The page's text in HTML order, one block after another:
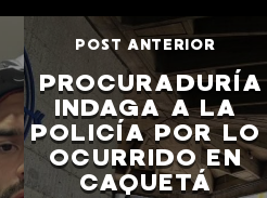
POST ANTERIOR
PROCURADURÍA
INDAGA A LA
POLICÍA POR LO
OCURRIDO EN
CAQUETÁ